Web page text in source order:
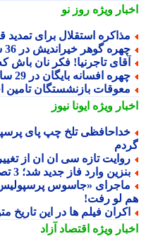
ویژهروز نو
استقلال برای تمدید
گوهر خیراندیش در 36 سالگی در «سایه خیال»
تاجرنیا! فکر نان باش که
افسانه بایگان در 29 سالگی در یک فیلم
بازنشستگان تامین
ویژهایونا نیوز
تلخ چپ پای
تازه سی ان ان از تغییر
وارد فاز جدید شد؛ 3 تصمیم مهم دولت اعلام شد!
«جاسوس پرسپولیس»
لو رفت!
فیلم ها در این تاریخ
ویژهاقتصاد آزاد